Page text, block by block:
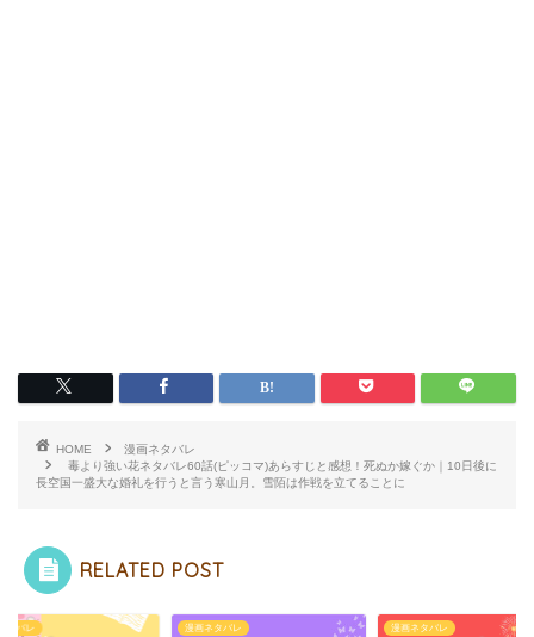
HOME
漫画ネタバレ
毒より強い花ネタバレ60話(ピッコマ)あらすじと感想！死ぬか嫁ぐか｜10日後に
長空国一盛大な婚礼を行うと言う寒山月。雪陌は作戦を立てることに
RELATED POST
タバレ 漫画ネタバレ 漫画ネタバレ